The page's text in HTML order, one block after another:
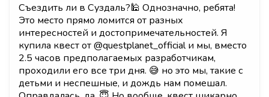
Съездить ли в Суздаль?🕌 Однозначно, ребята!
Это место прямо ломится от разных
интересностей и достопримечательностей. Я
купила квест от @questplanet_official и мы, вместо
2.5 часов предполагаемых разработчикам,
проходили его все три дня. 😅 но это мы, такие с
детьми и неспешные, и дождь нам помешал.